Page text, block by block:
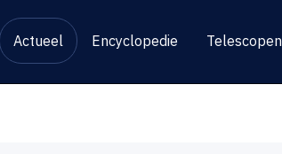
Actueel Encyclopedie Telescopen